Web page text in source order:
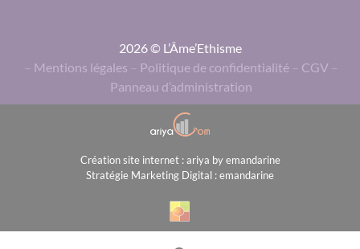
2026 © L’Âme’Ethisme
– Mentions légales – Politique de confidentialité – CGV –
Panneau d’administration
Création site internet : ariya by emandarine
Stratégie Marketing Digital : emandarine